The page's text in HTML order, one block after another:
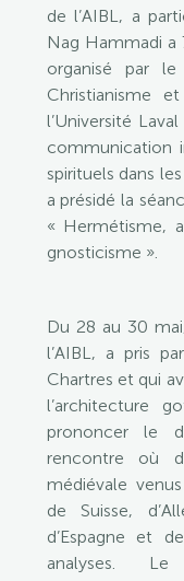
de l’AIBL, a
Nag Hammadi a
organisé par
Christianisme
l’Université
communication
spirituels dans
a présidé la
« Hermétisme,
gnosticisme ».
Du 28 au 30
l’AIBL, a pris
Chartres et qui
l’architecture
prononcer le
rencontre où
médiévale
de Suisse,
d’Espagne et
analyses.